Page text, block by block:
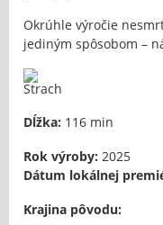
Okrúhle výročie
jediným spôsobom –
Dĺžka: 116 min
Rok výroby: 2025
Dátum lokálnej
Krajina pôvodu: